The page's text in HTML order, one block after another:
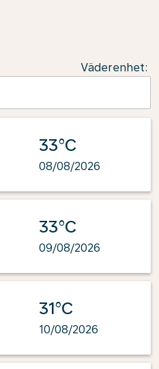
Väderenhet:
33°C
08/08/2026
33°C
09/08/2026
31°C
10/08/2026